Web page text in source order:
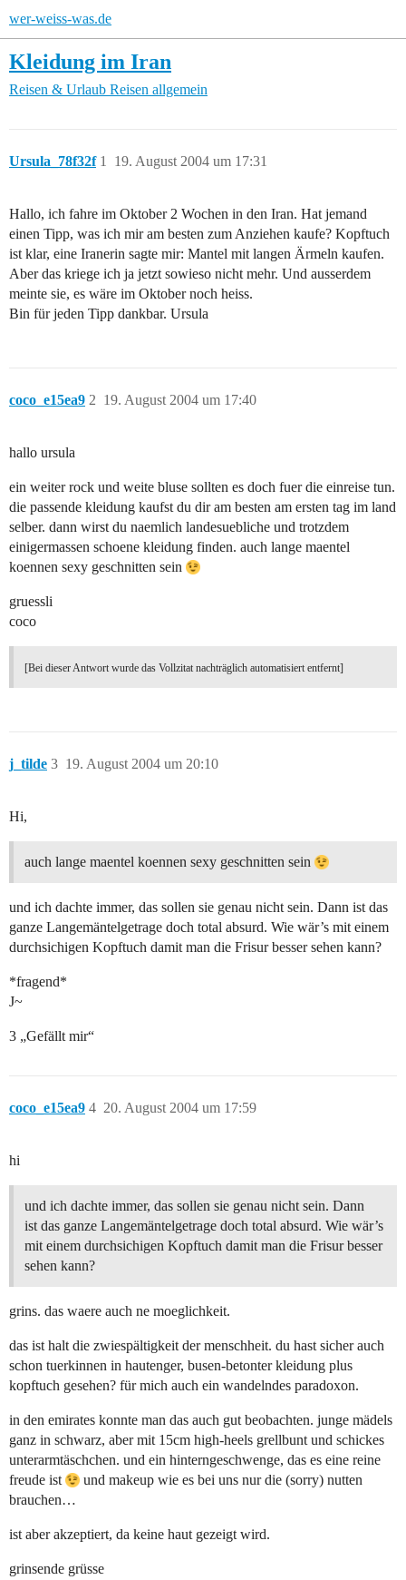
wer-weiss-was.de
Kleidung im Iran
Reisen & Urlaub Reisen allgemein
Ursula_78f32f 19. August 2004 um 17:31
1
Hallo, ich fahre im Oktober 2 Wochen in den Iran. Hat jemand
einen Tipp, was ich mir am besten zum Anziehen kaufe? Kopftuch
ist klar, eine Iranerin sagte mir: Mantel mit langen Ärmeln kaufen.
Aber das kriege ich ja jetzt sowieso nicht mehr. Und ausserdem
meinte sie, es wäre im Oktober noch heiss.
Bin für jeden Tipp dankbar. Ursula
coco_e15ea9 19. August 2004 um 17:40
2
hallo ursula
ein weiter rock und weite bluse sollten es doch fuer die einreise tun.
die passende kleidung kaufst du dir am besten am ersten tag im land
selber. dann wirst du naemlich landesuebliche und trotzdem
einigermassen schoene kleidung finden. auch lange maentel
koennen sexy geschnitten sein
gruessli
coco
[Bei dieser Antwort wurde das Vollzitat nachträglich automatisiert entfernt]
j_tilde 19. August 2004 um 20:10
3
Hi,
auch lange maentel koennen sexy geschnitten sein
und ich dachte immer, das sollen sie genau nicht sein. Dann ist das
ganze Langemäntelgetrage doch total absurd. Wie wär’s mit einem
durchsichigen Kopftuch damit man die Frisur besser sehen kann?
*fragend*
J~
3 „Gefällt mir“
coco_e15ea9 20. August 2004 um 17:59
4
hi
und ich dachte immer, das sollen sie genau nicht sein. Dann
ist das ganze Langemäntelgetrage doch total absurd. Wie wär’s
mit einem durchsichigen Kopftuch damit man die Frisur besser
sehen kann?
grins. das waere auch ne moeglichkeit.
das ist halt die zwiespältigkeit der menschheit. du hast sicher auch
schon tuerkinnen in hautenger, busen-betonter kleidung plus
kopftuch gesehen? für mich auch ein wandelndes paradoxon.
in den emirates konnte man das auch gut beobachten. junge mädels
ganz in schwarz, aber mit 15cm high-heels grellbunt und schickes
unterarmtäschchen. und ein hinterngeschwenge, das es eine reine
freude ist
und makeup wie es bei uns nur die (sorry) nutten
brauchen…
ist aber akzeptiert, da keine haut gezeigt wird.
grinsende grüsse